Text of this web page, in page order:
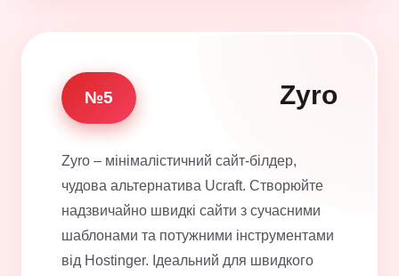
№5 Zyro
Zyro – мінімалістичний сайт-білдер,
чудова альтернатива Ucraft. Створюйте
надзвичайно швидкі сайти з сучасними
шаблонами та потужними інструментами
від Hostinger. Ідеальний для швидкого